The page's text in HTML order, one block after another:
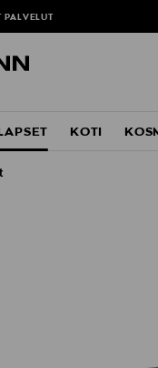
PALVELUT
KOTI